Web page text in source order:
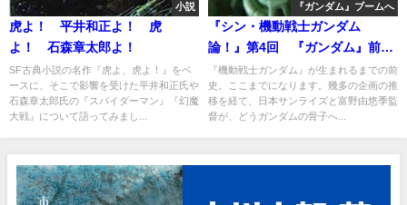
小説
虎よ！ 平井和正よ！ 虎
よ！ 石森章太郎よ！
SF古典小説の名作『虎よ、虎よ！』をベ
ースに、そこで影響を受けた平井和正氏や
石森章太郎氏の『スパイダーマン』『幻魔
大戦』について語ってみまし...
『ガンダム』ブームへ
『シン・機動戦士ガンダム
論！』第4回 『ガンダム』前夜
の1978年・4
『機動戦士ガンダム』が生まれるまでの前
史。ここまでになります。幾多の企画の推
移を経て、日本サンライズと富野由悠季監
督が、どうガンダムの骨子へ...